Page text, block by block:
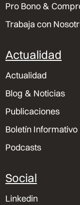
Pro Bono &
Trabaja con
Actualidad
Actualidad
Blog & Noticias
Publicaciones
Boletín Informativo
Podcasts
Social
Linkedin